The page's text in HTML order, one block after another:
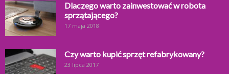
Dlaczego warto zainwestować w robota
sprzątającego?
17 maja 2018
Czy warto kupić sprzęt refabrykowany?
23 lipca 2017